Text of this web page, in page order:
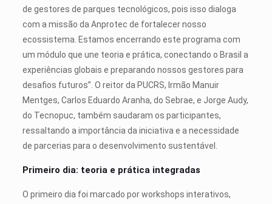
de gestores de parques tecnológicos, pois isso dialoga
com a missão da Anprotec de fortalecer nosso
ecossistema. Estamos encerrando este programa com
um módulo que une teoria e prática, conectando o Brasil a
experiências globais e preparando nossos gestores para
desafios futuros”. O reitor da PUCRS, Irmão Manuir
Mentges, Carlos Eduardo Aranha, do Sebrae, e Jorge Audy,
do Tecnopuc, também saudaram os participantes,
ressaltando a importância da iniciativa e a necessidade
de parcerias para o desenvolvimento sustentável.
Primeiro dia: teoria e prática integradas
O primeiro dia foi marcado por workshops interativos,